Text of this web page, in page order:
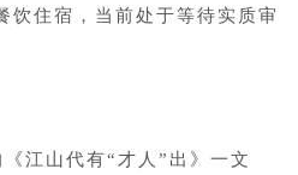
饮住宿，当前处于等待实质审
江山代有“才人”出》一文